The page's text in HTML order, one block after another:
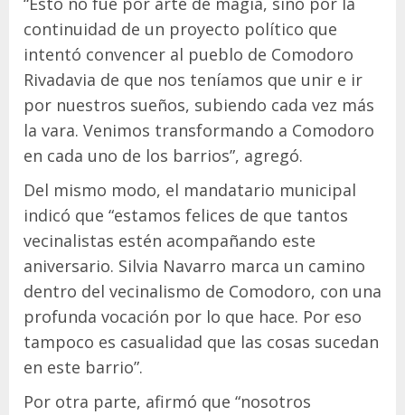
continuidad de un proyecto político que
intentó convencer al pueblo de Comodoro
Rivadavia de que nos teníamos que unir e ir
por nuestros sueños, subiendo cada vez más
la vara. Venimos transformando a Comodoro
en cada uno de los barrios”, agregó.
Del mismo modo, el mandatario municipal
indicó que “estamos felices de que tantos
vecinalistas estén acompañando este
aniversario. Silvia Navarro marca un camino
dentro del vecinalismo de Comodoro, con una
profunda vocación por lo que hace. Por eso
tampoco es casualidad que las cosas sucedan
en este barrio”.
Por otra parte, afirmó que “nosotros